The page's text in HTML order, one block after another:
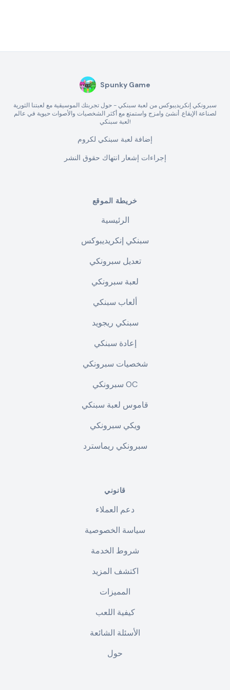
Spunky Game
سبرونكي إنكريديبوكس من لعبة سبنكي - حول تجربتك الموسيقية مع لعبتنا الثورية
لصناعة الإيقاع. أنشئ وامزج واستمتع مع أكثر الشخصيات والأصوات حيوية في عالم
لعبة سبنكي!
إضافة لعبة سبنكي لكروم
إجراءات إشعار انتهاك حقوق النشر
خريطة الموقع
الرئيسية
سبنكي إنكريديبوكس
تعديل سبرونكي
لعبة سبرونكي
ألعاب سبنكي
سبنكي ريجويد
إعادة سبنكي
شخصيات سبرونكي
سبرونكي OC
قاموس لعبة سبنكي
ويكي سبرونكي
سبرونكي ريماسترد
قانوني
دعم العملاء
سياسة الخصوصية
شروط الخدمة
اكتشف المزيد
المميزات
كيفية اللعب
الأسئلة الشائعة
حول